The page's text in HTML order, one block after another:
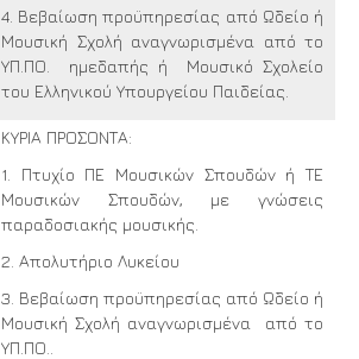
4. Βεβαίωση προϋπηρεσίας από Ωδείο ή
Μουσική Σχολή αναγνωρισμένα από το
ΥΠ.ΠΟ. ημεδαπής ή Μουσικό Σχολείο
του Ελληνικού Υπουργείου Παιδείας.
ΚΥΡΙΑ ΠΡΟΣΟΝΤΑ:
1. Πτυχίο ΠΕ Μουσικών Σπουδών ή ΤΕ
Μουσικών Σπουδών, με γνώσεις
παραδοσιακής μουσικής.
2. Απολυτήριο Λυκείου
3. Βεβαίωση προϋπηρεσίας από Ωδείο ή
Μουσική Σχολή αναγνωρισμένα από το
ΥΠ.ΠΟ..